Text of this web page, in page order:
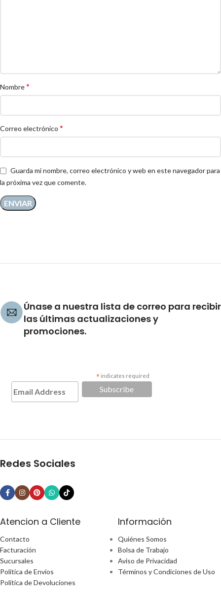
Nombre*
Correo electrónico *
Guarda mi nombre, correo electrónico y web en este navegador para
la próxima vez que comente.
Únase a nuestra lista de correo para recibir
las últimas actualizaciones y
promociones.
* indicates required
Redes Sociales
Atencion a Cliente
Contacto
Facturación
Sucursales
Política de Envíos
Política de Devoluciones
Información
Quiénes Somos
Bolsa de Trabajo
Aviso de Privacidad
Términos y Condiciones de Uso